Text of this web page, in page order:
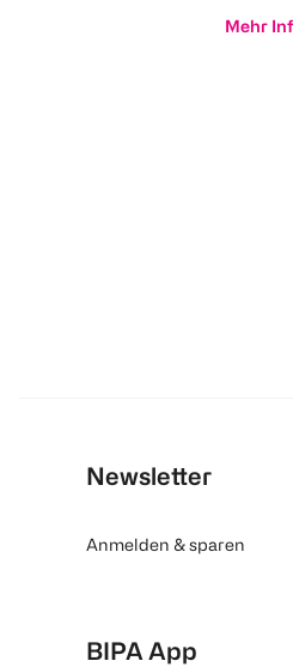
Mehr
Newsletter
Anmelden & sparen
BIPA App